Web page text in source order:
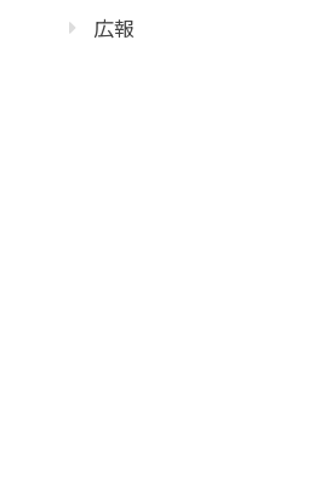
広報